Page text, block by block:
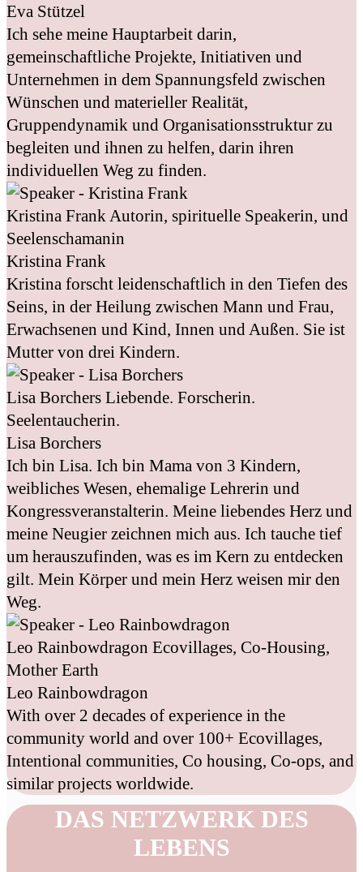
Eva Stützel
Ich sehe meine Hauptarbeit darin,
gemeinschaftliche Projekte, Initiativen und
Unternehmen in dem Spannungsfeld zwischen
Wünschen und materieller Realität,
Gruppendynamik und Organisationsstruktur zu
begleiten und ihnen zu helfen, darin ihren
individuellen Weg zu finden.
Kristina FrankAutorin, spirituelle Speakerin, und
Seelenschamanin
Kristina Frank
Kristina forscht leidenschaftlich in den Tiefen des
Seins, in der Heilung zwischen Mann und Frau,
Erwachsenen und Kind, Innen und Außen. Sie ist
Mutter von drei Kindern.
Lisa Borchers Liebende. Forscherin.
Seelentaucherin.
Lisa Borchers
Ich bin Lisa. Ich bin Mama von 3 Kindern,
weibliches Wesen, ehemalige Lehrerin und
Kongressveranstalterin. Meine liebendes Herz und
meine Neugier zeichnen mich aus. Ich tauche tief
um herauszufinden, was es im Kern zu entdecken
gilt. Mein Körper und mein Herz weisen mir den
Weg.
Leo Rainbowdragon Ecovillages, Co-Housing,
Mother Earth
Leo Rainbowdragon
With over 2 decades of experience in the
community world and over 100+ Ecovillages,
Intentional communities, Co housing, Co-ops, and
similar projects worldwide.
DAS NETZWERK DES
LEBENS